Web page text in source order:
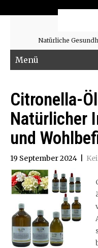
Natürliche
Menü
Citronella-
Natürlicher
und
19 September 2024